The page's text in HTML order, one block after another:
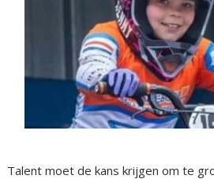
Talent moet de kans krijgen om te